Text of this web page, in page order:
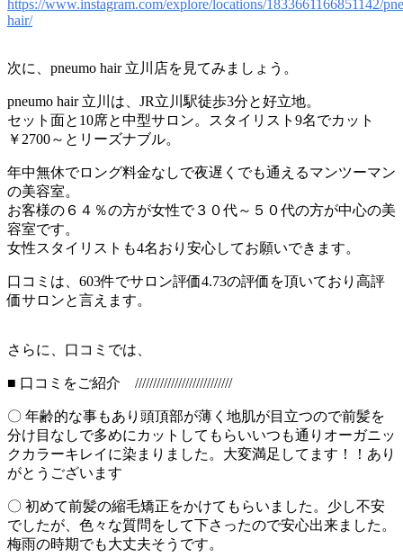
https://www.instagram.com/explore/locations/1833661166851142/
hair/
次に、pneumo hair 立川店を見てみましょう。
pneumo hair 立川は、JR立川駅徒歩3分と好立地。
セット面と10席と中型サロン。スタイリスト9名でカット
￥2700～とリーズナブル。
年中無休でロング料金なしで夜遅くでも通えるマンツーマン
の美容室。
お客様の６４％の方が女性で３０代～５０代の方が中心の美
容室です。
女性スタイリストも4名おり安心してお願いできます。
口コミは、603件でサロン評価4.73の評価を頂いており高評
価サロンと言えます。
さらに、口コミでは、
■ 口コミをご紹介 ///////////////////////////
〇 年齢的な事もあり頭頂部が薄く地肌が目立つので前髪を
分け目なしで多めにカットしてもらいいつも通りオーガニッ
クカラーキレイに染まりました。大変満足してます！！あり
がとうございます
〇 初めて前髪の縮毛矯正をかけてもらいました。少し不安
でしたが、色々な質問をして下さったので安心出来ました。
梅雨の時期でも大丈夫そうです。